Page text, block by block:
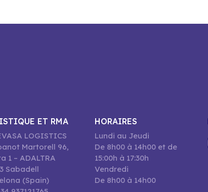
ET RMA
LOGISTICS
Martorell 96,
1 – ADALTRA
Sabadell
(Spain)
HORAIRES
Lundi au Jeudi
De 8h00 à 14h00 et de
15:00h à 17:30h
Vendredi
De 8h00 à 14h00